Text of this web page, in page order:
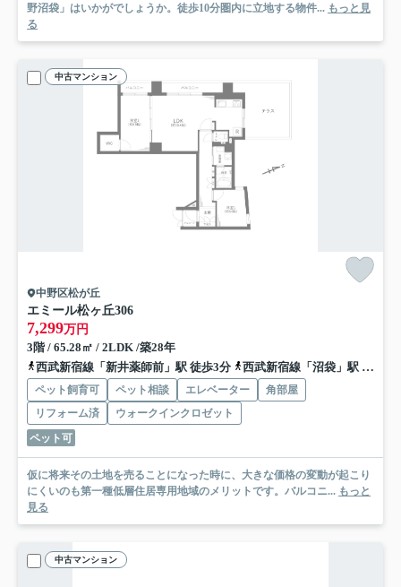
野沼袋」はいかがでしょうか。徒歩10分圏内に立地する物件... もっと見
る
中古マンション
中野区松が丘
エミール松ヶ丘306
7,299万円
3階 / 65.28㎡ / 2LDK /築28年
西武新宿線「新井薬師前」駅 徒歩3分
西武新宿線「沼袋」駅 徒歩14分
ペット飼育可 ペット相談 エレベーター
角部屋
リフォーム済
ウォークインクロゼット
ペット可
仮に将来その土地を売ることになった時に、大きな価格の変動が起こり
にくいのも第一種低層住居専用地域のメリットです。バルコニ... もっと
見る
中古マンション